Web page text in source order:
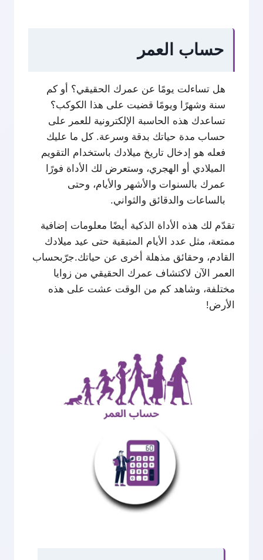
حساب العمر
هل تساءلت يومًا عن عمرك الحقيقي؟ أو كم
سنة وشهرًا ويومًا قضيت على هذا الكوكب؟
تساعدك هذه الحاسبة الإلكترونية للعمر على
حساب مدة حياتك بدقة وسرعة. كل ما عليك
فعله هو إدخال تاريخ ميلادك باستخدام التقويم
الميلادي أو الهجري، وستعرض لك الأداة فورًا
عمرك بالسنوات والأشهر والأيام، وحتى
بالساعات والدقائق والثواني.
تقدّم لك هذه الأداة الذكية أيضًا معلومات إضافية
ممتعة، مثل عدد الأيام المتبقية حتى عيد ميلادك
القادم، وحقائق مذهلة أخرى عن حياتك.جرّبحساب
العمر
الآن لاكتشاف عمرك الحقيقي من زوايا
مختلفة، وشاهد كم من الوقت عشت على هذه
الأرض!